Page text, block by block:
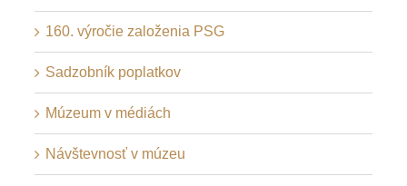
160. výročie založenia PSG
Sadzobník poplatkov
Múzeum v médiách
Návštevnosť v múzeu